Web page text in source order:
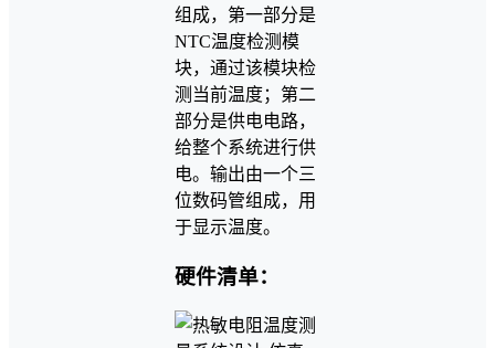
组成，第一部分是
NTC温度检测模
块，通过该模块检
测当前温度；第二
部分是供电电路，
给整个系统进行供
电。输出由一个三
位数码管组成，用
于显示温度。
硬件清单：